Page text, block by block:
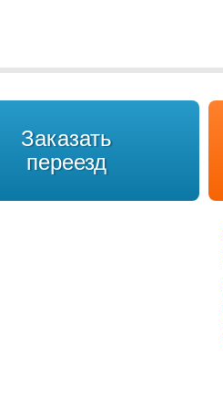
Заказать
переезд